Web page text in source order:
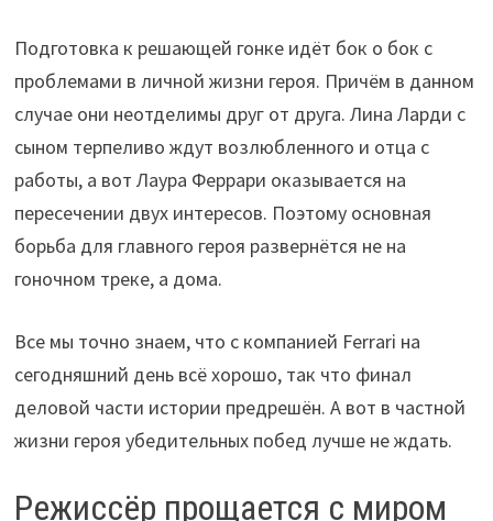
Подготовка к решающей гонке идёт бок о бок с
проблемами в личной жизни героя. Причём в данном
случае они неотделимы друг от друга. Лина Ларди с
сыном терпеливо ждут возлюбленного и отца с
работы, а вот Лаура Феррари оказывается на
пересечении двух интересов. Поэтому основная
борьба для главного героя развернётся не на
гоночном треке, а дома.
Все мы точно знаем, что с компанией Ferrari на
сегодняшний день всё хорошо, так что финал
деловой части истории предрешён. А вот в частной
жизни героя убедительных побед лучше не ждать.
Режиссёр прощается с миром